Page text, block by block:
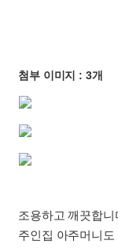
첨부 이미지 : 3개
조용하고 깨끗합니
주인집 아주머니도